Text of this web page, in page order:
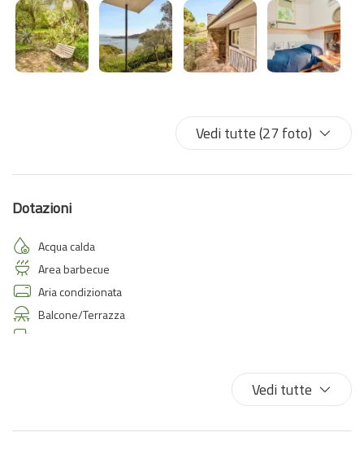
Una soluzione ideale per chi cerca una vacanza autentica e
suggestiva, immerso nel verde e a due passi dal cuore vibrante di
Portovenere.
Vedi tutte (27 foto)
Dotazioni
Acqua calda
Area barbecue
Aria condizionata
Balcone/Terrazza
Divano letto
Vedi tutte